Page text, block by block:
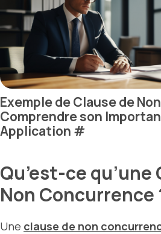
Exemple de Clause de
Comprendre son
Application #
Qu’est-ce qu’une
Non Concurrence
Une clause de non